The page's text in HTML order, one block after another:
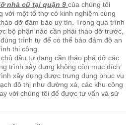
nhà cũ tại quận 9 của chúng tôi
với một tổ thợ có kinh nghiệm cùng
dỡ đảm bảo uy tín. Trong quá trình
bộ phận nào cần phải tháo dỡ trước,
trình tự để có thể bảo đảm độ an
thi công.
đầu tư đang cần tháo phá dỡ các
trình xây dựng không còn mục đích
xây dựng được trưng dụng phục vụ
đô thị như đường xá, các khu công
với chúng tôi để được tư vấn và sử